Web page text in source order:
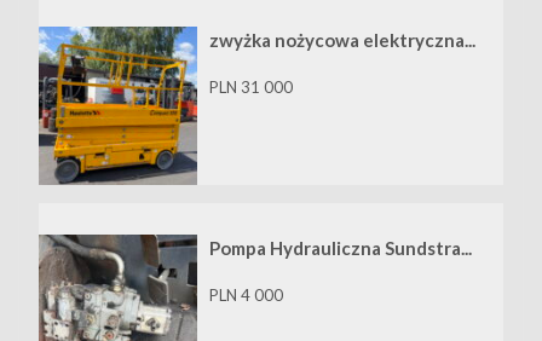
zwyżka nożycowa elektryczna...
PLN 31 000
Pompa Hydrauliczna Sundstra...
PLN 4 000